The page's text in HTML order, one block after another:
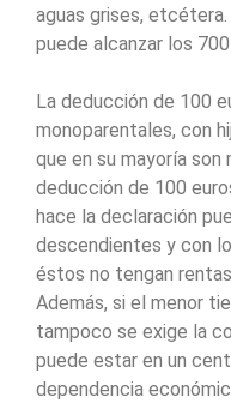
aguas grises,
puede alcanzar los
La deducción de 100
monoparentales, con
que en su mayoría son
deducción de 100
hace la declaración
descendientes y con
éstos no tengan
Además, si el menor
tampoco se exige la
puede estar en un
dependencia